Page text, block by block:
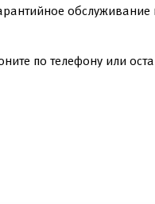
по телефону или